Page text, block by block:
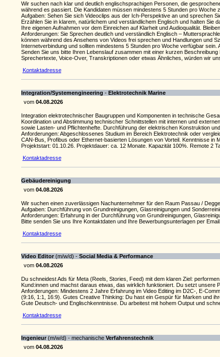
Wir suchen nach klar und deutlich englischsprachigen Personen, die
während es passiert. Die Kandidaten müssen mindestens 5 Stunden pro Woche
Aufgaben: Sehen Sie sich Videoclips aus der Ich-Perspektive an und sprechen
Erzählen Sie in klarem, natürlichem und verständlichem Englisch und halten Sie
Ihre eigenen Aufnahmen vor dem Einreichen auf Klarheit und Audioqualität.
Anforderungen: Sie Sprechen deutlich und verständlich Englisch –
können während des Ansehens von Videos frei sprechen und Handlungen und
Internetverbindung und sollten mindestens 5 Stunden pro Woche verfügbar
Senden Sie uns bitte Ihren Lebenslauf zusammen mit einer kurzen
Sprechertexte, Voice-Over, Transkriptionen oder etwas Ähnliches, würden wir
Kontaktadresse
Inte­gra­tion/Syste­men­gi­nee­ring - Elek­tro­technik Marine
vom 04.08.2026
Inte­gra­tion elek­tro­tech­ni­scher Baugruppen und Kompo­nenten in tech­ni­sche
Koor­di­na­tion und Abstim­mung tech­ni­scher Schnitt­stellen mit internen und
sowie Lasten- und Pflich­ten­hefte. Durch­füh­rung der elek­tri­schen Konstruk­tion
Anforderungen: Abge­schlos­senes Studium im Bereich Elek­tro­technik oder
CAN-Bus, Profibus oder Ethernet-basierten Lösungen von Vorteil. Kennt­nisse in
Projekt­start: 01.10.26. Projekt­dauer: ca. 12 Monate. Kapa­zität 100%. Remote 2
Kontaktadresse
Gebäudereinigung
vom 04.08.2026
Wir suchen einen zuverlässigen Nachunternehmer für den Raum Passau /
Aufgaben: Durchführung von Grundreinigungen, Glasreinigungen und
Anforderungen: Erfahrung in der Durchführung von Grundreinigungen,
Bitte senden Sie uns Ihre Kontaktdaten und Ihre Bewerbungsunterlagen per Email.
Kontaktadresse
Video Editor(m/w/d) - Social Media & Performance
vom 04.08.2026
Du schneidest Ads für Meta (Reels, Stories, Feed) mit dem klaren Ziel:
Kund:innen und machst daraus etwas, das wirklich funktioniert. Du setzt unsere
Anforderungen: Mindestens 2 Jahre Erfahrung im Video Editing im D2C-, E-
(9:16, 1:1, 16:9). Gutes Creative Thinking: Du hast ein Gespür für Marken und
Gute Deutsch- und Englischkenntnisse. Du arbeitest mit hohem Output und
Kontaktadresse
Ingenieur(m/w/d) - mechanische Verfahrenstechnik
vom 04.08.2026